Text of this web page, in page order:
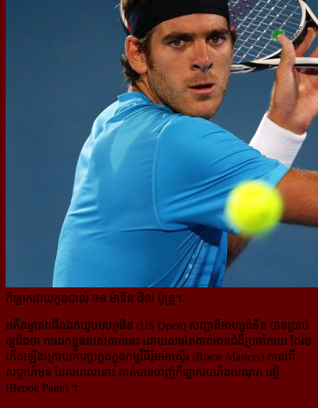
កីឡាករវាយកូនបាល់ ចន ម៉ាទីន ដិល ប៉ូត្រូ។
អតីតម្ចាស់ជើងឯកយូអេសអូផិន (US Open) សញ្ជាតិអាហ្សង់ទីន បានប្រាប់
ឲ្យដឹងថា ការដកខ្លួនរបស់គាត់នេះ ដោយ​សារតែគាត់មានជំងឺប្រចាំកាយ ដែល
កើតឡើងក្រោយការប្រកួតក្នុងកម្មវិធីរ៉ូមម៉ាស្ទើរ (Rome Masters) កាលពី
សប្ដាហ៍​មុន ដែលពេលនោះ គាត់បានចាញ់កីឡាករបារាំងបេណុត ផៀ
(Benoit Paire) ។